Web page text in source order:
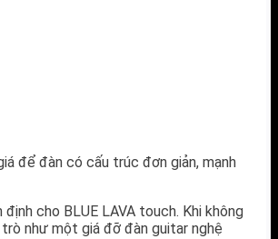
để đàn có cấu trúc đơn giản, mạnh
định cho BLUE LAVA touch. Khi không
như một giá đỡ đàn guitar nghệ